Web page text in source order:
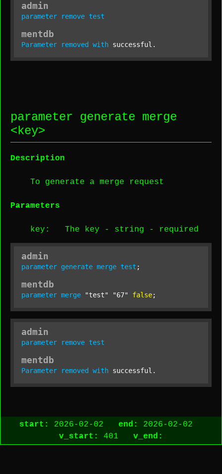
admin
parameter remove test
mentdb
Parameter removed with successful.
parameter generate merge
<key>
Description
To generate a merge request
Parameters
key : The key - string - required
admin
parameter generate merge test ;
mentdb
parameter merge "test" "67" false;
admin
parameter remove test
mentdb
Parameter removed with successful.
start: 2026-02-02 end:
2026-02-02
v_start:
401 v_end: